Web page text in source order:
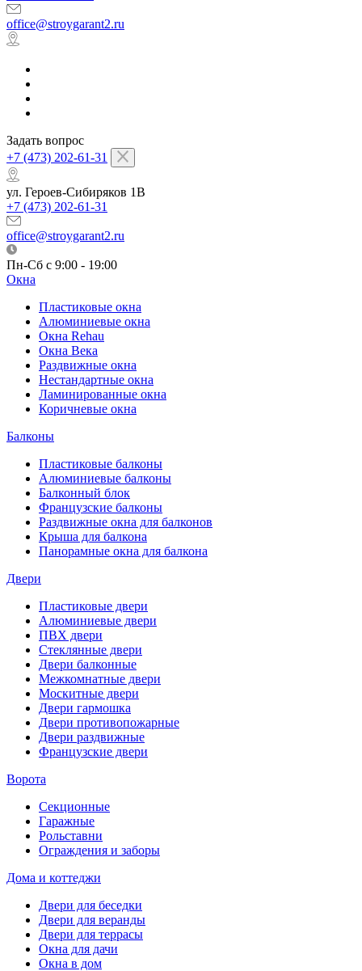
office@stroygarant2.ru
Задать вопрос
+7 (473) 202-61-31
ул. Героев-Сибиряков 1В
+7 (473) 202-61-31
office@stroygarant2.ru
Пн-Сб с 9:00 - 19:00
Окна
Пластиковые окна
Алюминиевые окна
Окна Rehau
Окна Века
Раздвижные окна
Нестандартные окна
Ламинированные окна
Коричневые окна
Балконы
Пластиковые балконы
Алюминиевые балконы
Балконный блок
Французские балконы
Раздвижные окна для балконов
Крыша для балкона
Панорамные окна для балкона
Двери
Пластиковые двери
Алюминиевые двери
ПВХ двери
Стеклянные двери
Двери балконные
Межкомнатные двери
Москитные двери
Двери гармошка
Двери противопожарные
Двери раздвижные
Французские двери
Ворота
Секционные
Гаражные
Рольставни
Ограждения и заборы
Дома и коттеджи
Двери для беседки
Двери для веранды
Двери для террасы
Окна для дачи
Окна в дом